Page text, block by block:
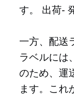
す。 出荷-
一方、配送
ラベルには
のため、運
ます。これ